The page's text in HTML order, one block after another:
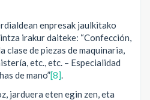
enpresak jaulkitako
irakur daiteke: “Confección,
clase de piezas de maquinaria,
etc., etc. – Especialidad
de mano”[8].
jarduera eten egin zen, eta